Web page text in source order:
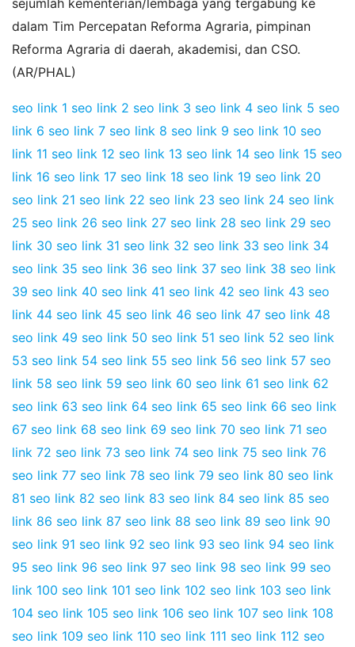
dalam Tim Percepatan Reforma Agraria, pimpinan
Reforma Agraria di daerah, akademisi, dan CSO.
(AR/PHAL)
seo link 1 seo link 2 seo link 3 seo link 4 seo link 5 seo
link 6 seo link 7 seo link 8 seo link 9 seo link 10 seo
link 11 seo link 12 seo link 13 seo link 14 seo link 15 seo
link 16 seo link 17 seo link 18 seo link 19 seo link 20
seo link 21 seo link 22 seo link 23 seo link 24 seo link
25 seo link 26 seo link 27 seo link 28 seo link 29 seo
link 30 seo link 31 seo link 32 seo link 33 seo link 34
seo link 35 seo link 36 seo link 37 seo link 38 seo link
39 seo link 40 seo link 41 seo link 42 seo link 43 seo
link 44 seo link 45 seo link 46 seo link 47 seo link 48
seo link 49 seo link 50 seo link 51 seo link 52 seo link
53 seo link 54 seo link 55 seo link 56 seo link 57 seo
link 58 seo link 59 seo link 60 seo link 61 seo link 62
seo link 63 seo link 64 seo link 65 seo link 66 seo link
67 seo link 68 seo link 69 seo link 70 seo link 71 seo
link 72 seo link 73 seo link 74 seo link 75 seo link 76
seo link 77 seo link 78 seo link 79 seo link 80 seo link
81 seo link 82 seo link 83 seo link 84 seo link 85 seo
link 86 seo link 87 seo link 88 seo link 89 seo link 90
seo link 91 seo link 92 seo link 93 seo link 94 seo link
95 seo link 96 seo link 97 seo link 98 seo link 99 seo
link 100 seo link 101 seo link 102 seo link 103 seo link
104 seo link 105 seo link 106 seo link 107 seo link 108
seo link 109 seo link 110 seo link 111 seo link 112 seo